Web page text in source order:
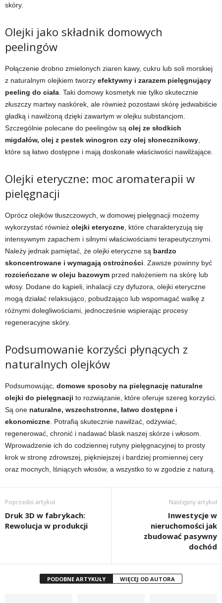
skóry.
Olejki jako składnik domowych
peelingów
Połączenie drobno zmielonych ziaren kawy, cukru lub soli morskiej
z naturalnym olejkiem tworzy efektywny i zarazem pielęgnujący
peeling do ciała . Taki domowy kosmetyk nie tylko skutecznie
złuszczy martwy naskórek, ale również pozostawi skórę jedwabiście
gładką i nawilżoną dzięki zawartym w olejku substancjom.
Szczególnie polecane do peelingów są olej ze słodkich
migdałów, olej z pestek winogron czy olej słonecznikowy
które są łatwo dostępne i mają doskonałe właściwości nawilżające.
Olejki eteryczne: moc aromaterapii w
pielęgnacji
Oprócz olejków tłuszczowych, w domowej pielęgnacji możemy
wykorzystać również olejki eteryczne , które charakteryzują się
intensywnym zapachem i silnymi właściwościami terapeutycznymi.
Należy jednak pamiętać, że olejki eteryczne są bardzo
skoncentrowane i wymagają ostrożności . Zawsze powinny być
rozcieńczane w oleju bazowym przed nałożeniem na skórę lub
włosy. Dodane do kąpieli, inhalacji czy dyfuzora, olejki eteryczne
mogą działać relaksująco, pobudzająco lub wspomagać walkę z
różnymi dolegliwościami, jednocześnie wspierając procesy
regeneracyjne skóry.
Podsumowanie korzyści płynących z
naturalnych olejków
Podsumowując, domowe sposoby na pielęgnację naturalne
olejki do pielęgnacji to rozwiązanie, które oferuje szereg korzyści.
Są one naturalne, wszechstronne, łatwo dostępne i
ekonomiczne . Potrafią skutecznie nawilżać, odżywiać,
regenerować, chronić i nadawać blask naszej skórze i włosom.
Wprowadzenie ich do codziennej rutyny pielęgnacyjnej to prosty
krok w stronę zdrowszej, piękniejszej i bardziej promiennej cery
oraz mocnych, lśniących włosów, a wszystko to w zgodzie z naturą.
Poprzedni artykuł
Druk 3D w fabrykach:
Rewolucja w produkcji
Następny artykuł
Inwestycje w
nieruchomości jak
zbudować pasywny
dochód
PODOBNE ARTYKUŁY WIĘCEJ OD AUTORA